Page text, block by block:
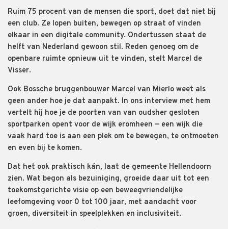
Ruim 75 procent van de mensen die sport, doet dat niet bij
een club. Ze lopen buiten, bewegen op straat of vinden
elkaar in een digitale community. Ondertussen staat de
helft van Nederland gewoon stil. Reden genoeg om de
openbare ruimte opnieuw uit te vinden, stelt Marcel de
Visser.
Ook Bossche bruggenbouwer Marcel van Mierlo weet als
geen ander hoe je dat aanpakt. In ons interview met hem
vertelt hij hoe je de poorten van van oudsher gesloten
sportparken opent voor de wijk eromheen — een wijk die
vaak hard toe is aan een plek om te bewegen, te ontmoeten
en even bij te komen.
Dat het ook praktisch kán, laat de gemeente Hellendoorn
zien. Wat begon als bezuiniging, groeide daar uit tot een
toekomstgerichte visie op een beweegvriendelijke
leefomgeving voor 0 tot 100 jaar, met aandacht voor
groen, diversiteit in speelplekken en inclusiviteit.